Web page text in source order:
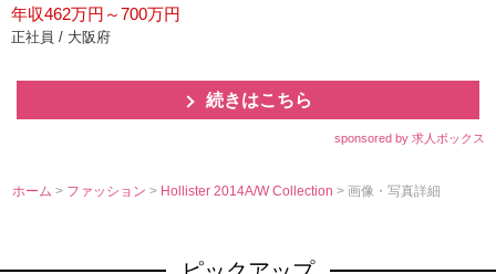
年収462万円～700万円
正社員 / 大阪府
続きはこちら
sponsored by 求人ボックス
ホーム > ファッション> Hollister 2014A/W Collection> 画像・写真詳細